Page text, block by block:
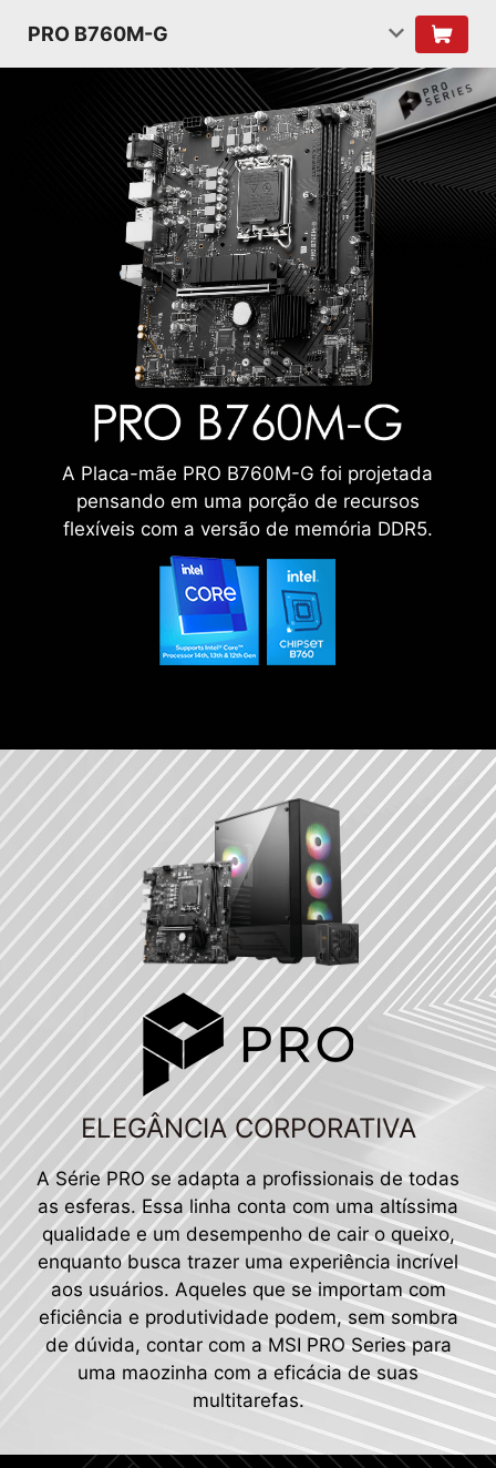
PRO B760M-G
A Placa-mãe PRO B760M-G foi projetada
pensando em uma porção de recursos
flexíveis com a versão de memória DDR5.
ELEGÂNCIA CORPORATIVA
A Série PRO se adapta a profissionais de todas
as esferas. Essa linha conta com uma altíssima
qualidade e um desempenho de cair o queixo,
enquanto busca trazer uma experiência incrível
aos usuários. Aqueles que se importam com
eficiência e produtividade podem, sem sombra
de dúvida, contar com a MSI PRO Series para
uma maozinha com a eficácia de suas
multitarefas.